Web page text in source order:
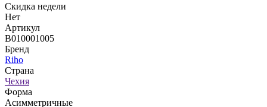
Скидка недели
Нет
Артикул
B010001005
Бренд
Riho
Страна
Чехия
Форма
Асимметричные